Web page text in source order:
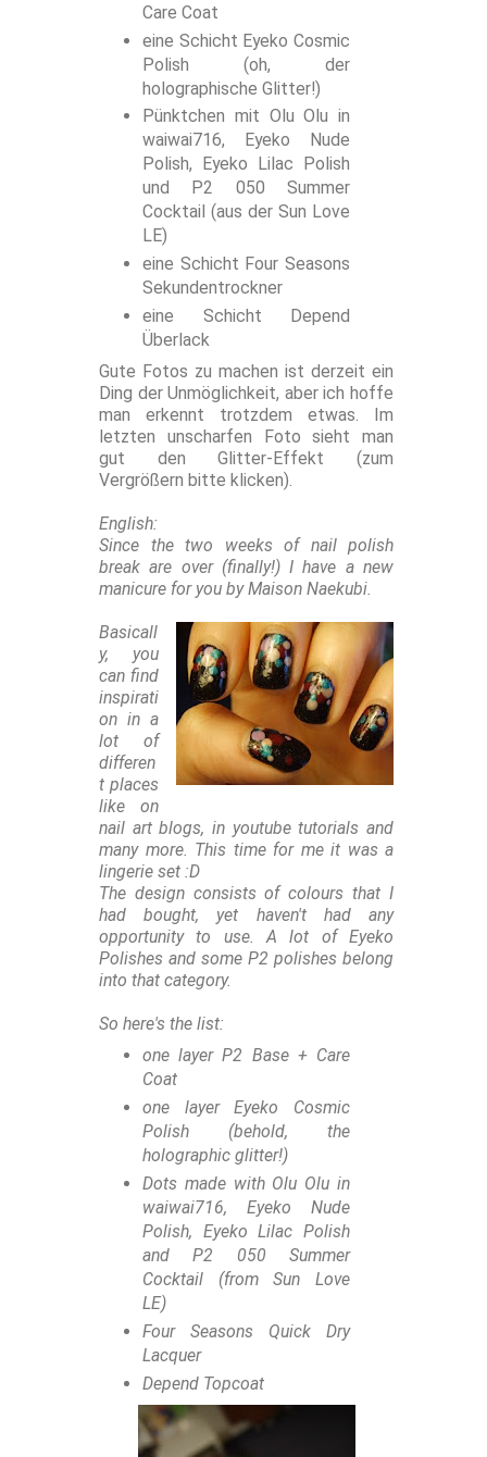
Care Coat
eine Schicht Eyeko Cosmic
Polish (oh, der
holographische Glitter!)
Pünktchen mit Olu Olu in
waiwai716, Eyeko Nude
Polish, Eyeko Lilac Polish
und P2 050 Summer
Cocktail (aus der Sun Love
LE)
eine Schicht Four Seasons
Sekundentrockner
eine Schicht Depend
Überlack
Gute Fotos zu machen ist derzeit ein
Ding der Unmöglichkeit, aber ich hoffe
man erkennt trotzdem etwas. Im
letzten unscharfen Foto sieht man
gut den Glitter-Effekt (zum
Vergrößern bitte klicken).
English:
Since the two weeks of nail polish
break are over (finally!) I have a new
manicure for you by Maison Naekubi.
Basicall
y, you
can find
inspirati
on in a
lot of
differen
t places
like on
nail art blogs, in youtube tutorials and
many more. This time for me it was a
lingerie set :D
The design consists of colours that I
had bought, yet haven't had any
opportunity to use. A lot of Eyeko
Polishes and some P2 polishes belong
into that category.
So here's the list:
one layer P2 Base + Care
Coat
one layer Eyeko Cosmic
Polish (behold, the
holographic glitter!)
Dots made with Olu Olu in
waiwai716, Eyeko Nude
Polish, Eyeko Lilac Polish
and P2 050 Summer
Cocktail (from Sun Love
LE)
Four Seasons Quick Dry
Lacquer
Depend Topcoat